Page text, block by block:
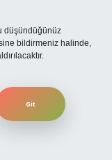
düşündüğünüz
bildirmeniz halinde,